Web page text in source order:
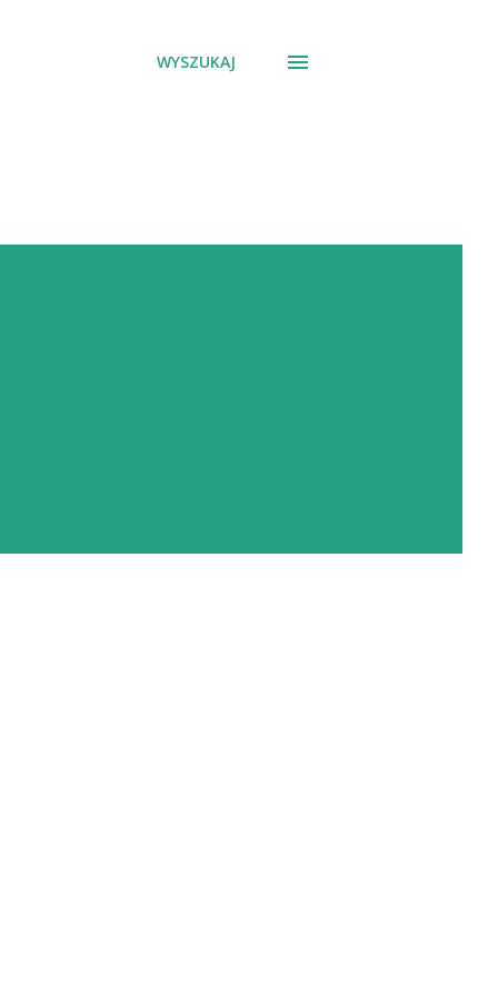
WYSZUKAJ